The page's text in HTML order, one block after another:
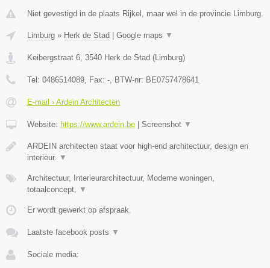
Niet gevestigd in de plaats Rijkel, maar wel in de provincie Limburg.
Limburg » Herk de Stad Google maps ▼
Keibergstraat 6, 3540 Herk de Stad (Limburg)
Tel: 0486514089, Fax: -, BTW-nr: BE0757478641
E-mail › Ardein Architecten
Website: https://www.ardein.be Screenshot ▼
ARDEIN architecten staat voor high-end architectuur, design en
interieur. ▼
Architectuur, Interieurarchitectuur, Moderne woningen,
totaalconcept, ▼
Er wordt gewerkt op afspraak.
Laatste facebook posts ▼
Sociale media: